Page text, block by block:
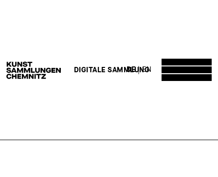
DE EN
DIGITALE SAMMLUNG